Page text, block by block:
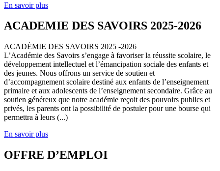
En savoir plus
ACADEMIE DES SAVOIRS 2025-2026
ACADÉMIE DES SAVOIRS 2025 -2026
L’Académie des Savoirs s’engage à favoriser la réussite scolaire, le
développement intellectuel et l’émancipation sociale des enfants et
des jeunes. Nous offrons un service de soutien et
d’accompagnement scolaire destiné aux enfants de l’enseignement
primaire et aux adolescents de l’enseignement secondaire. Grâce au
soutien généreux que notre académie reçoit des pouvoirs publics et
privés, les parents ont la possibilité de postuler pour une bourse qui
permettra à leurs (...)
En savoir plus
OFFRE D’EMPLOI